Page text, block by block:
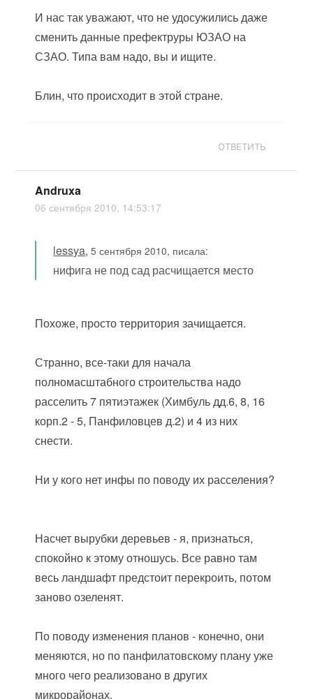
И нас так уважают, что не удосужились даже
сменить данные префектруры ЮЗАО на
СЗАО. Типа вам надо, вы и ищите.
Блин, что происходит в этой стране.
ОТВЕТИТЬ
Andruxa
06 сентября 2010, 14:53:17
lessya,5 сентября 2010, писала:
нифига не под сад расчищается место
Похоже, просто территория зачищается.
Странно, все-таки для начала
полномасштабного строительства надо
расселить 7 пятиэтажек (Химбуль дд.6, 8, 16
корп.2 - 5, Панфиловцев д.2) и 4 из них
снести.
Ни у кого нет инфы по поводу их расселения?
Насчет вырубки деревьев - я, признаться,
спокойно к этому отношусь. Все равно там
весь ландшафт предстоит перекроить, потом
заново озеленят.
По поводу изменения планов - конечно, они
меняются, но по панфилатовскому плану уже
много чего реализовано в других
микрорайонах.